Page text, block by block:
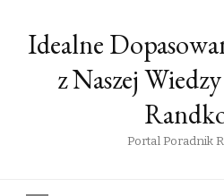
Idealne
z Naszej
Portal Poradnik